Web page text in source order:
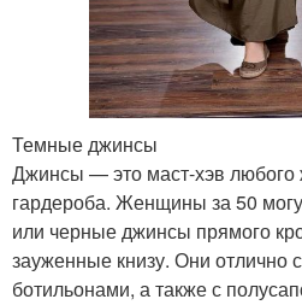
Темные джинсы
Джинсы — это маст-хэв любого
гардероба. Женщины за 50
или черные джинсы прямого
зауженные книзу. Они отлично
ботильонами, а также с